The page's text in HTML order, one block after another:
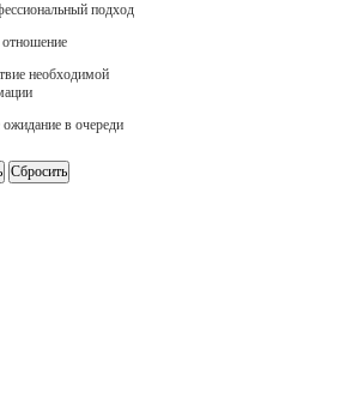
подход
необходимой
в очереди